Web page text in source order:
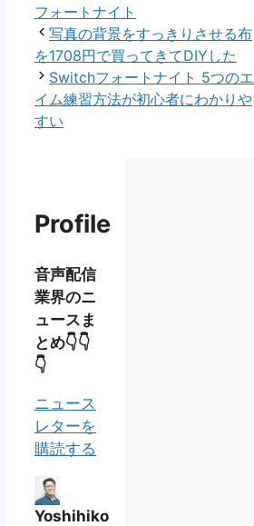
ゴ
リ
ー
フォートナイト
写真の背景をすっきりさせる布
を1708円で買ってきてDIYした
Switchフォートナイト 5つのエ
イム練習方法が初心者にわかりや
すい
Profile
音声配信
業界のニ
ュースま
とめ👇👇
👇
ニュース
レターを
購読する
Yoshihiko